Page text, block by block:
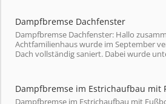
Dampfbremse Dachfenster
Dampfbremse Dachfenster: Hallo
Achtfamilienhaus wurde im September
Dach vollständig saniert. Dabei wurde
Dampfbremse im Estrichaufbau mit
Dampfbremse im Estrichaufbau mit